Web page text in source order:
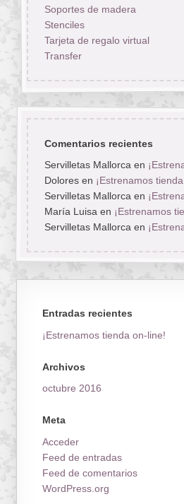
Soportes de madera
Stenciles
Tarjeta de regalo virtual
Transfer
Comentarios recientes
Servilletas Mallorcaen
Doloresen ¡Estrenamos
Servilletas Mallorcaen
María Luisaen ¡Estrenamos
Servilletas Mallorcaen
Entradas recientes
¡Estrenamos tienda on-line!
Archivos
octubre 2016
Meta
Acceder
Feed de entradas
Feed de comentarios
WordPress.org